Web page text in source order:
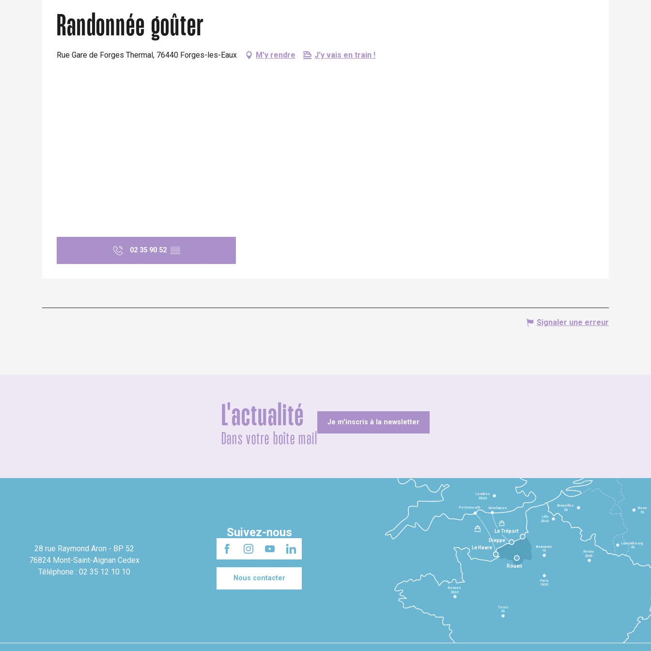
Randonnée goûter
Rue Gare de Forges Thermal, 76440 Forges-les-Eaux M'y rendre J'y vais en train !
02 35 90 52 ▒▒
Signaler une erreur
L'actualité
Dans votre boîte mail
Je m'inscris à la newsletter
28 rue Raymond Aron - BP 52
76824 Mont-Saint-Aignan Cedex
Téléphone : 02 35 12 10 10
Suivez-nous
Nous contacter
Le Havre
Dieppe
Le Tréport
Rennes
2h30
Tours
3h
Paris
1h30
Beauvais
1h Reims
2h45
Lille
2h30
Bruxelles
3h
Londres
3h30
Newhaven
Portsmouth Bonn
5h
Luxembourg
4h
Rouen